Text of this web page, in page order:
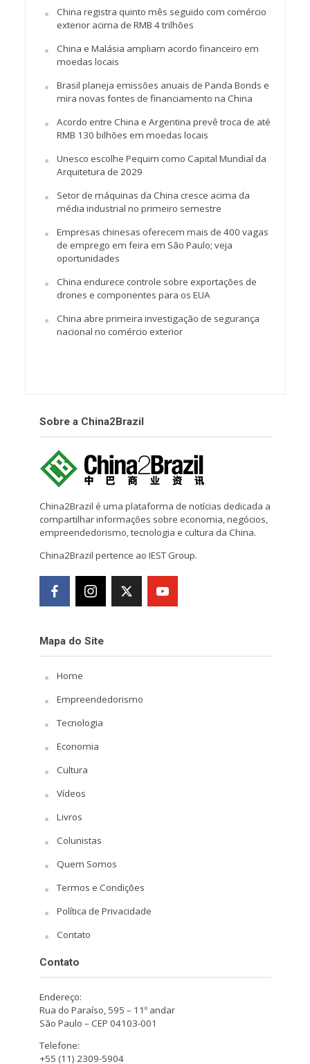
China registra quinto mês seguido com comércio
exterior acima de RMB 4 trilhões
China e Malásia ampliam acordo financeiro em
moedas locais
Brasil planeja emissões anuais de Panda Bonds e
mira novas fontes de financiamento na China
Acordo entre China e Argentina prevê troca de até
RMB 130 bilhões em moedas locais
Unesco escolhe Pequim como Capital Mundial da
Arquitetura de 2029
Setor de máquinas da China cresce acima da
média industrial no primeiro semestre
Empresas chinesas oferecem mais de 400 vagas
de emprego em feira em São Paulo; veja
oportunidades
China endurece controle sobre exportações de
drones e componentes para os EUA
China abre primeira investigação de segurança
nacional no comércio exterior
Sobre a China2Brazil
China2Brazil é uma plataforma de notícias dedicada a
compartilhar informações sobre economia, negócios,
empreendedorismo, tecnologia e cultura da China.
China2Brazil pertence ao IEST Group.
Mapa do Site
Home
Empreendedorismo
Tecnologia
Economia
Cultura
Vídeos
Livros
Colunistas
Quem Somos
Termos e Condições
Política de Privacidade
Contato
Contato
Endereço:
Rua do Paraíso, 595 – 11º andar
São Paulo – CEP 04103-001
Telefone:
+55 (11) 2309-5904